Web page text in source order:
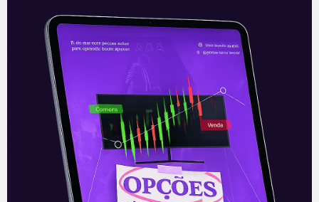
CCR (CCRO3): Resultado do
4T20
A CCR (CCRO3) divulgou seus números
referentes ao quarto trimestre de 2020
na noite de quinta-feira (03), após o
fechamento do mercado. A companhia
apresentou